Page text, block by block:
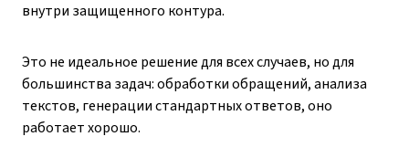
внутри защищенного контура.
Это не идеальное решение для всех случаев, но для
большинства задач: обработки обращений, анализа
текстов, генерации стандартных ответов, оно
работает хорошо.